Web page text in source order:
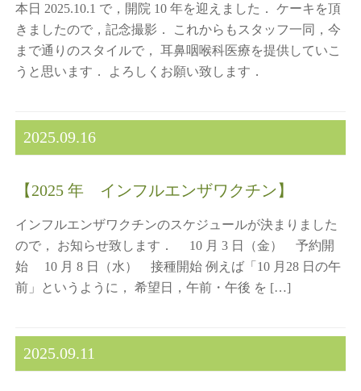
本日 2025.10.1 で，開院 10 年を迎えました． ケーキを頂
きましたので，記念撮影． これからもスタッフ一同，今
まで通りのスタイルで， 耳鼻咽喉科医療を提供していこ
うと思います． よろしくお願い致します．
2025.09.16
【2025 年 インフルエンザワクチン】
インフルエンザワクチンのスケジュールが決まりました
ので， お知らせ致します． 10 月 3 日（金） 予約開
始 10 月 8 日（水） 接種開始 例えば「10 月28 日の午
前」というように， 希望日，午前・午後 を […]
2025.09.11